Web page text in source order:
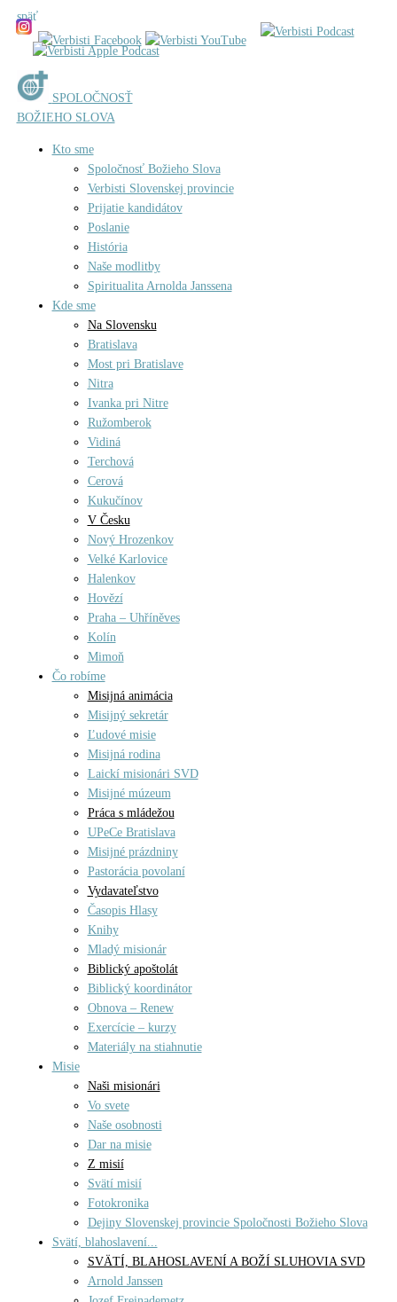
späť
SPOLOČNOSŤ
BOŽIEHO SLOVA
Kto sme
Spoločnosť Božieho Slova
Verbisti Slovenskej provincie
Prijatie kandidátov
Poslanie
História
Naše modlitby
Spiritualita Arnolda Janssena
Kde sme
Na Slovensku
Bratislava
Most pri Bratislave
Nitra
Ivanka pri Nitre
Ružomberok
Vidiná
Terchová
Cerová
Kukučínov
V Česku
Nový Hrozenkov
Velké Karlovice
Halenkov
Hovězí
Praha – Uhříněves
Kolín
Mimoň
Čo robíme
Misijná animácia
Misijný sekretár
Ľudové misie
Misijná rodina
Laickí misionári SVD
Misijné múzeum
Práca s mládežou
UPeCe Bratislava
Misijné prázdniny
Pastorácia povolaní
Vydavateľstvo
Časopis Hlasy
Knihy
Mladý misionár
Biblický apoštolát
Biblický koordinátor
Obnova – Renew
Exercície – kurzy
Materiály na stiahnutie
Misie
Naši misionári
Vo svete
Naše osobnosti
Dar na misie
Z misií
Svätí misií
Fotokronika
Dejiny Slovenskej provincie Spoločnosti Božieho Slova
Svätí, blahoslavení...
SVÄTÍ, BLAHOSLAVENÍ A BOŽÍ SLUHOVIA SVD
Arnold Janssen